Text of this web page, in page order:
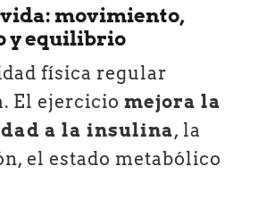
movimiento,
y equilibrio
física regular
El ejerciciomejora la
a la insulina, la
el estado metabólico